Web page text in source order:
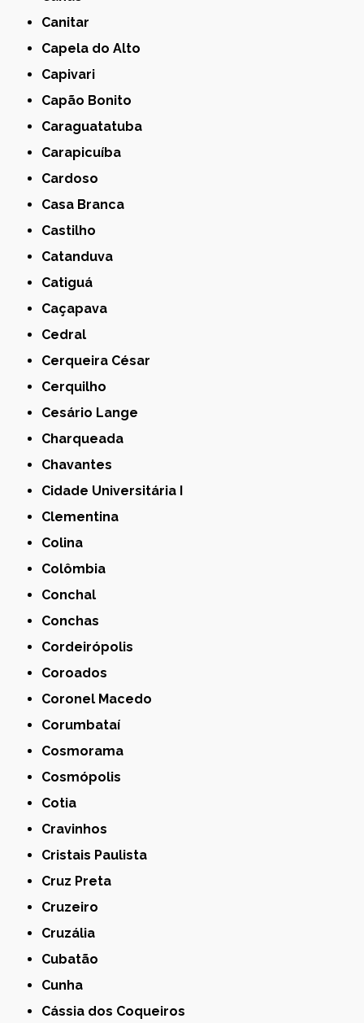
Canitar
Capela do Alto
Capivari
Capão Bonito
Caraguatatuba
Carapicuíba
Cardoso
Casa Branca
Castilho
Catanduva
Catiguá
Caçapava
Cedral
Cerqueira César
Cerquilho
Cesário Lange
Charqueada
Chavantes
Cidade Universitária I
Clementina
Colina
Colômbia
Conchal
Conchas
Cordeirópolis
Coroados
Coronel Macedo
Corumbataí
Cosmorama
Cosmópolis
Cotia
Cravinhos
Cristais Paulista
Cruz Preta
Cruzeiro
Cruzália
Cubatão
Cunha
Cássia dos Coqueiros